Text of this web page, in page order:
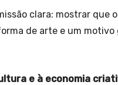
clara: mostrar que
de arte e um
e à economia